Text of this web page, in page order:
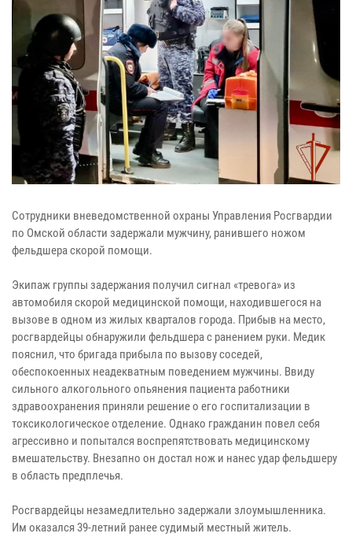
Сотрудники вневедомственной охраны Управления Росгвардии
по Омской области задержали мужчину, ранившего ножом
фельдшера скорой помощи.
Экипаж группы задержания получил сигнал «тревога» из
автомобиля скорой медицинской помощи, находившегося на
вызове в одном из жилых кварталов города. Прибыв на место,
росгвардейцы обнаружили фельдшера с ранением руки. Медик
пояснил, что бригада прибыла по вызову соседей,
обеспокоенных неадекватным поведением мужчины. Ввиду
сильного алкогольного опьянения пациента работники
здравоохранения приняли решение о его госпитализации в
токсикологическое отделение. Однако гражданин повел себя
агрессивно и попытался воспрепятствовать медицинскому
вмешательству. Внезапно он достал нож и нанес удар фельдшеру
в область предплечья.
Росгвардейцы незамедлительно задержали злоумышленника.
Им оказался 39-летний ранее судимый местный житель.